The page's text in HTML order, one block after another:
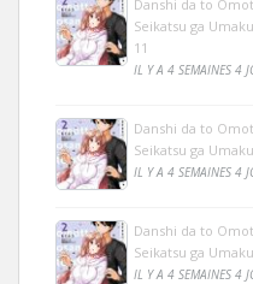
Danshi da to
Seikatsu ga
11
IL Y A 4 SEMAINES 4
Danshi da to
Seikatsu ga
IL Y A 4 SEMAINES 4
Danshi da to
Seikatsu ga
IL Y A 4 SEMAINES 4